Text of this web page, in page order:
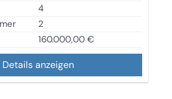
4
2
160.000,00 €
Details anzeigen